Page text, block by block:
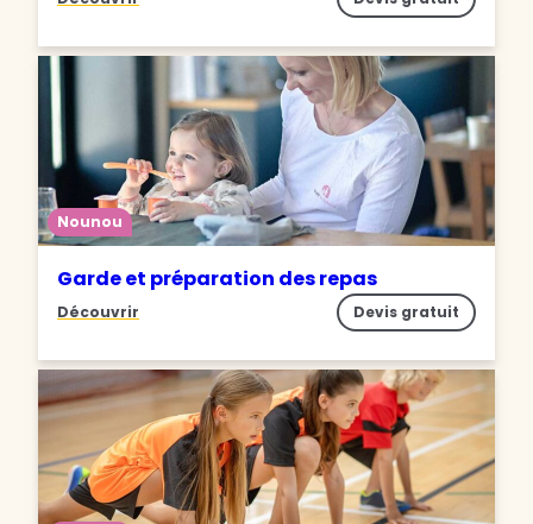
Nounou
Garde et préparation des repas
Découvrir Devis gratuit